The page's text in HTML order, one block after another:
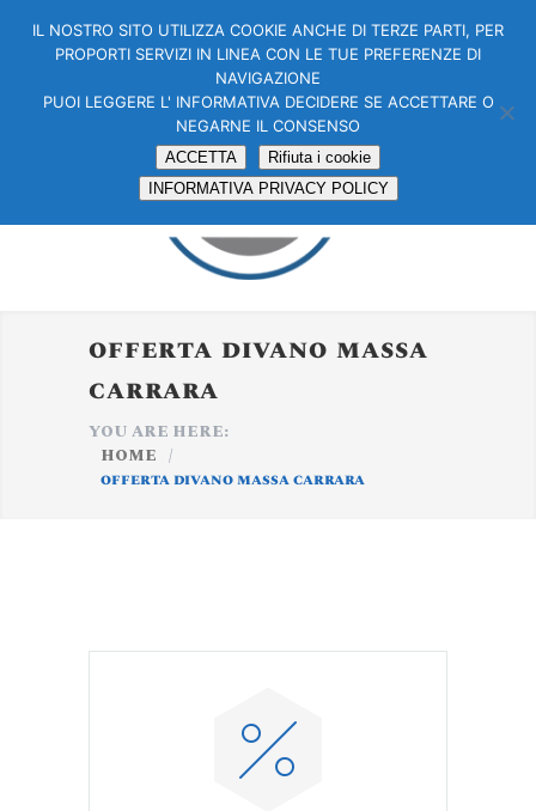
offerta divano massa
carrara
YOU ARE HERE:
HOME /
offerta divano massa carrara
IL NOSTRO SITO UTILIZZA COOKIE ANCHE DI TERZE PARTI, PER
PROPORTI SERVIZI IN LINEA CON LE TUE PREFERENZE DI
NAVIGAZIONE
PUOI LEGGERE L' INFORMATIVA DECIDERE SE ACCETTARE O
NEGARNE IL CONSENSO
ACCETTA
Rifiuta i cookie
INFORMATIVA PRIVACY POLICY